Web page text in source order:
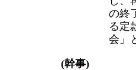
の終
る定
会」
(幹事)